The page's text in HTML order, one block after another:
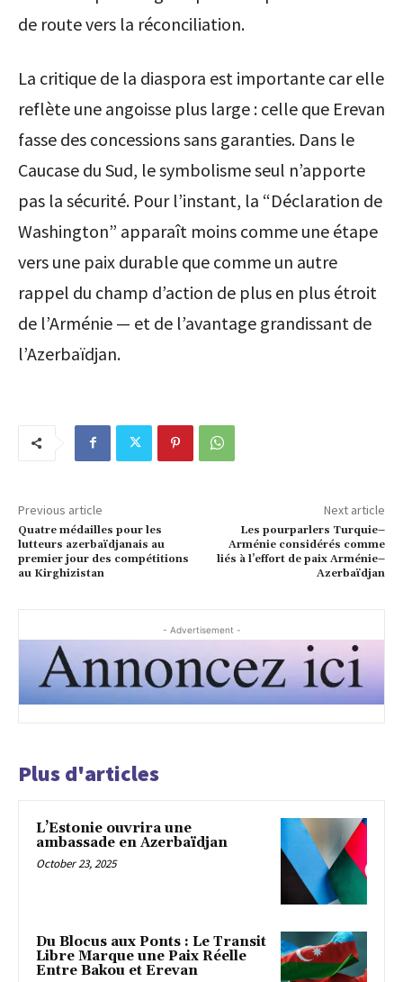
de route vers la réconciliation.
La critique de la diaspora est importante car elle
reflète une angoisse plus large : celle que Erevan
fasse des concessions sans garanties. Dans le
Caucase du Sud, le symbolisme seul n’apporte
pas la sécurité. Pour l’instant, la “Déclaration de
Washington” apparaît moins comme une étape
vers une paix durable que comme un autre
rappel du champ d’action de plus en plus étroit
de l’Arménie — et de l’avantage grandissant de
l’Azerbaïdjan.
Previous article
Quatre médailles pour les
lutteurs azerbaïdjanais au
premier jour des compétitions
au Kirghizistan
Next article
Les pourparlers Turquie–
Arménie considérés comme
liés à l’effort de paix Arménie–
Azerbaïdjan
- Advertisement -
Plus d'articles
L’Estonie ouvrira une
ambassade en Azerbaïdjan
October 23, 2025
Du Blocus aux Ponts : Le Transit
Libre Marque une Paix Réelle
Entre Bakou et Erevan